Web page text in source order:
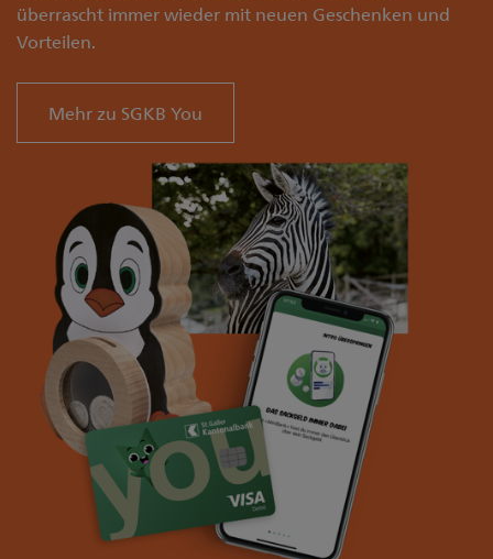
überrascht immer wieder mit neuen Geschenken und
Vorteilen.
Mehr zu SGKB You